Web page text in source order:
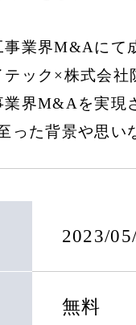
事業界M&Aにて
ック×株式会社
業界M&Aを実現
った背景や思い
2023/
無料